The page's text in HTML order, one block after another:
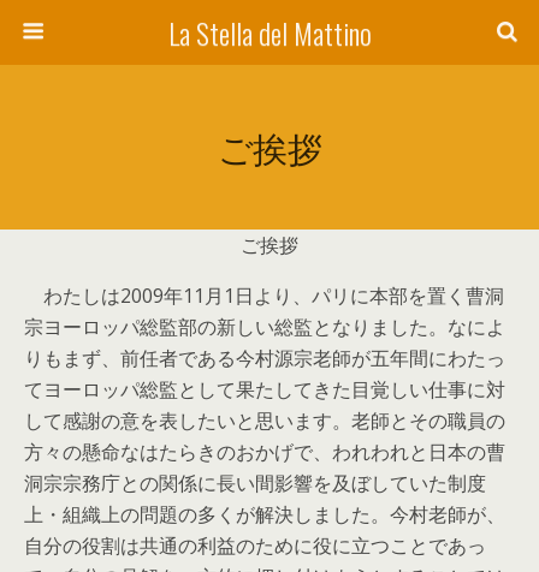
La Stella del Mattino
ご挨拶
ご挨拶
わたしは2009年11月1日より、パリに本部を置く曹洞
宗ヨーロッパ総監部の新しい総監となりました。なによ
りもまず、前任者である今村源宗老師が五年間にわたっ
てヨーロッパ総監として果たしてきた目覚しい仕事に対
して感謝の意を表したいと思います。老師とその職員の
方々の懸命なはたらきのおかげで、われわれと日本の曹
洞宗宗務庁との関係に長い間影響を及ぼしていた制度
上・組織上の問題の多くが解決しました。今村老師が、
自分の役割は共通の利益のために役に立つことであっ